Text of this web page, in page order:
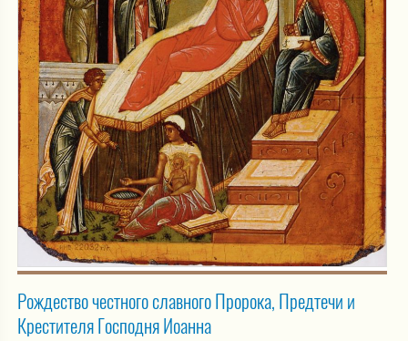
Рождество честного славного Пророка, Предтечи и
Крестителя Господня Иоанна